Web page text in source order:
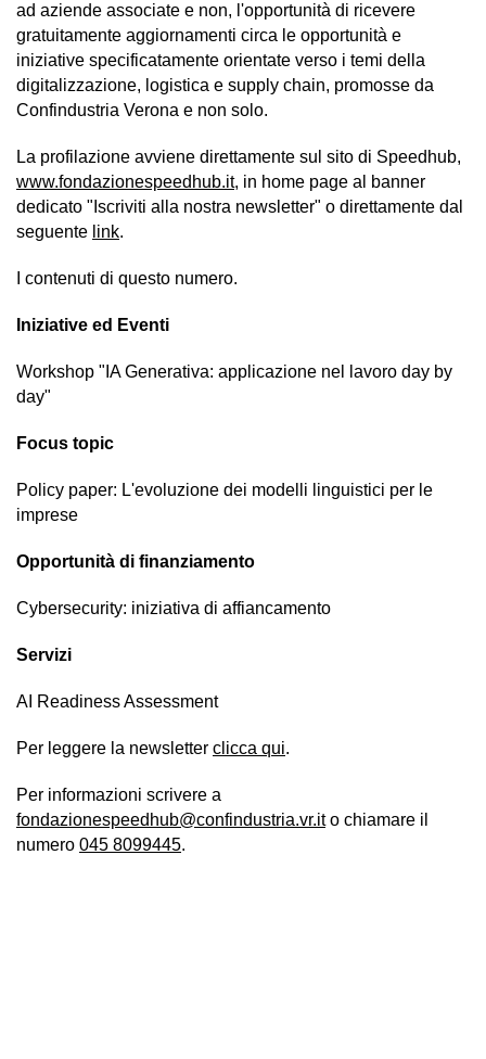
ad aziende associate e non, l'opportunità di ricevere
gratuitamente aggiornamenti circa le opportunità e
iniziative specificatamente orientate verso i temi della
digitalizzazione, logistica e supply chain, promosse da
Confindustria Verona e non solo.
La profilazione avviene direttamente sul sito di Speedhub,
www.fondazionespeedhub.it, in home page al banner
dedicato "Iscriviti alla nostra newsletter" o direttamente dal
seguente link.
I contenuti di questo numero.
Iniziative ed Eventi
Workshop "IA Generativa: applicazione nel lavoro day by
day"
Focus topic
Policy paper: L'evoluzione dei modelli linguistici per le
imprese
Opportunità di finanziamento
Cybersecurity: iniziativa di affiancamento
Servizi
AI Readiness Assessment
Per leggere la newsletter clicca qui.
Per informazioni scrivere a
fondazionespeedhub@confindustria.vr.ito chiamare il
numero 045 8099445.